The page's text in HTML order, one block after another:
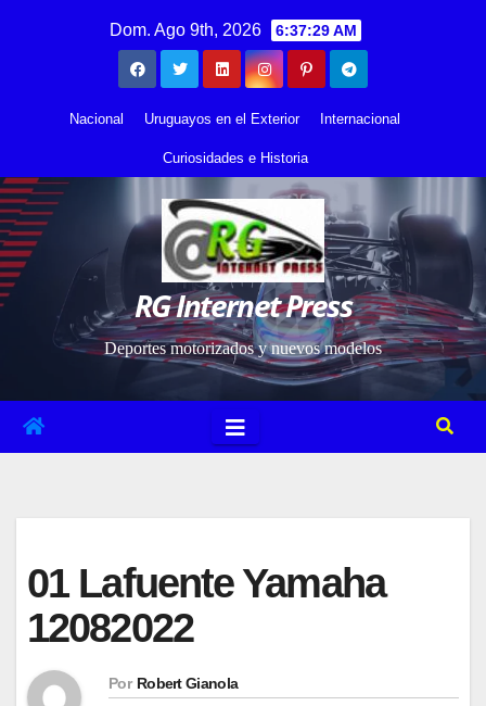
Dom. Ago 9th, 2026 6:37:29 AM
Nacional Uruguayos en el Exterior Internacional
Curiosidades e Historia
RG Internet Press
Deportes motorizados y nuevos modelos
01 Lafuente Yamaha
12082022
Por Robert Gianola